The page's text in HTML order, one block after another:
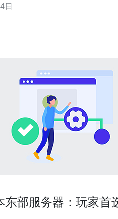
同时也会影响在线游戏、视频会
日
东部服务器：玩家首